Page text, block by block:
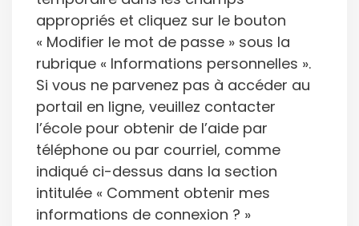
appropriés et cliquez sur le bouton
« Modifier le mot de passe » sous la
rubrique « Informations personnelles ».
Si vous ne parvenez pas à accéder au
portail en ligne, veuillez contacter
l’école pour obtenir de l’aide par
téléphone ou par courriel, comme
indiqué ci-dessus dans la section
intitulée « Comment obtenir mes
informations de connexion ? »